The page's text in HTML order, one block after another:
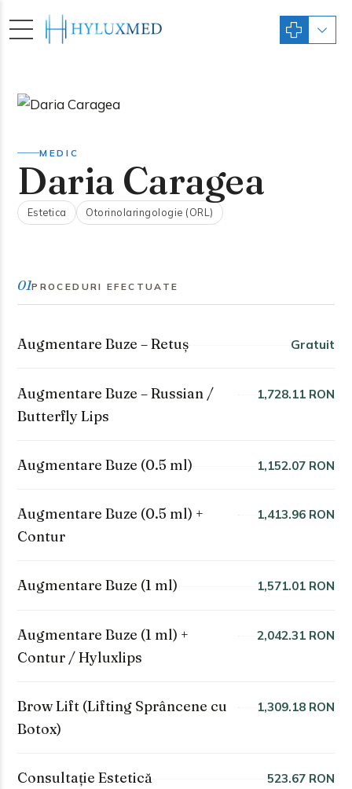
MEDIC
Daria Caragea
Estetica Otorinolaringologie (ORL)
01PROCEDURI EFECTUATE
Augmentare Buze – Retuș Gratuit
Augmentare Buze – Russian /
Butterfly Lips
1,728.11 RON
Augmentare Buze (0.5 ml) 1,152.07 RON
Augmentare Buze (0.5 ml) +
Contur
1,413.96 RON
Augmentare Buze (1 ml) 1,571.01 RON
Augmentare Buze (1 ml) +
Contur / Hyluxlips
2,042.31 RON
Brow Lift (Lifting Sprâncene cu
Botox)
1,309.18 RON
Consultație Estetică 523.67 RON